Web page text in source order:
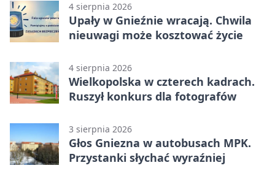
4 sierpnia 2026
Upały w Gnieźnie wracają. Chwila
nieuwagi może kosztować życie
4 sierpnia 2026
Wielkopolska w czterech kadrach.
Ruszył konkurs dla fotografów
3 sierpnia 2026
Głos Gniezna w autobusach MPK.
Przystanki słychać wyraźniej